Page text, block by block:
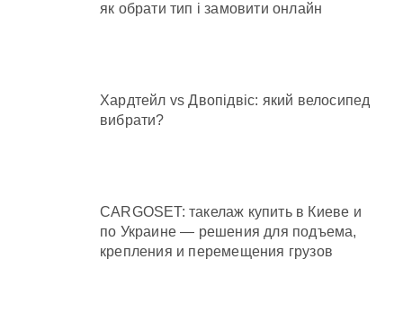
як обрати тип і замовити онлайн
Хардтейл vs Двопідвіс: який велосипед
вибрати?
CARGOSET: такелаж купить в Киеве и
по Украине — решения для подъема,
крепления и перемещения грузов